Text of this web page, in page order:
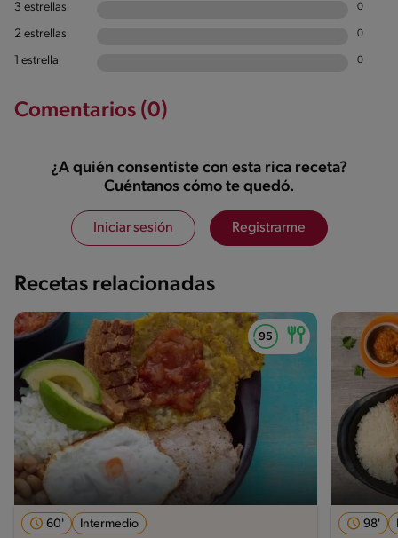
3 estrellas 0
2 estrellas 0
1 estrella 0
Comentarios (0)
¿A quién consentiste con esta rica receta?
Cuéntanos cómo te quedó.
Iniciar sesión Registrarme
Recetas relacionadas
60' Intermedio 98'